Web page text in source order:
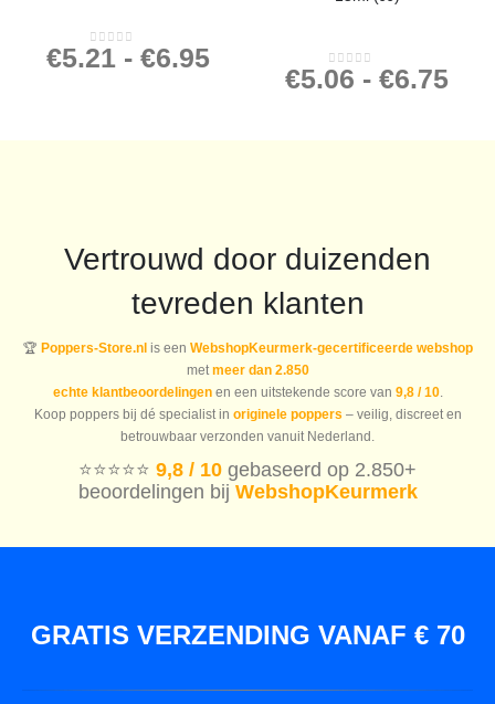
0out of 5
€5.21 - €6.95
0out of 5
€5.06 - €6.75
Vertrouwd door duizenden
tevreden klanten
🏆 Poppers-Store.nlis een WebshopKeurmerk-gecertificeerde webshop
met meer dan 2.850
echte klantbeoordelingenen een uitstekende score van 9,8 / 10.
Koop poppers bij dé specialist in originele poppers – veilig, discreet en
betrouwbaar verzonden vanuit Nederland.
⭐️⭐️⭐️⭐️⭐️ 9,8 / 10 gebaseerd op 2.850+
beoordelingen bij WebshopKeurmerk
GRATIS VERZENDING VANAF € 70